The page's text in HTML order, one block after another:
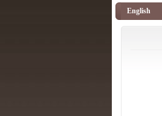
English